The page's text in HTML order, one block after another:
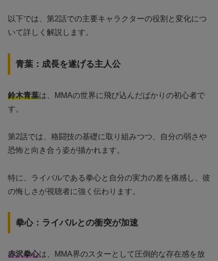
以下では、第2話での主要キャラクターの役割と変化につ
いて詳しく解説します。
青葉：成長を遂げる主人公
鈴木青葉は、MMAの世界に飛び込んだばかりの初心者で
す。
第2話では、格闘技の基礎に取り組みつつ、自分の弱さや
恐怖と向き合う姿が描かれます。
特に、ライバルである拳心と自分の実力の差を痛感し、彼
の悔しさが視聴者に強く伝わります。
拳心：ライバルとの衝突が加速
赤沢拳心は、MMA界のスターとして圧倒的な存在感を放